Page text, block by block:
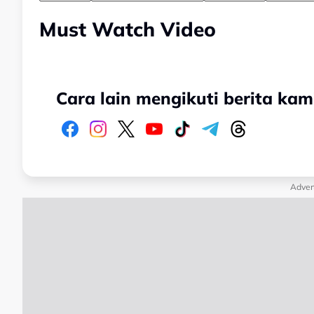
Must Watch Video
Cara lain mengikuti berita